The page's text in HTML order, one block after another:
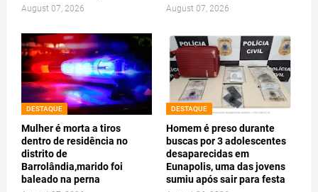
August 07, 2026 August 07, 2026
DESTAQUE
Mulher é morta a tiros
dentro de residência no
distrito de
Barrolândia,marido foi
baleado na perna
DESTAQUE
Homem é preso durante
buscas por 3 adolescentes
desaparecidas em
Eunapolis, uma das jovens
sumiu após sair para festa